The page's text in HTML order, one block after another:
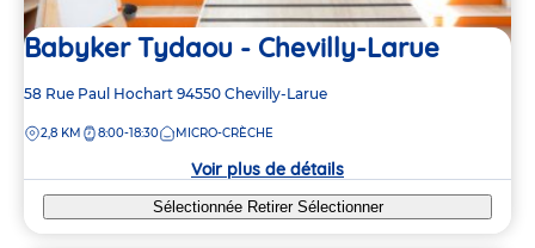
Babyker Tydaou - Chevilly-Larue
Adresse
la
58 Rue Paul Hochart 94550 Chevilly-Larue
DISTANCE
2,8 KM 8:00-18:30 MICRO-CRÈCHE
Voir plus de détails
Sélectionnée Retirer Sélectionner